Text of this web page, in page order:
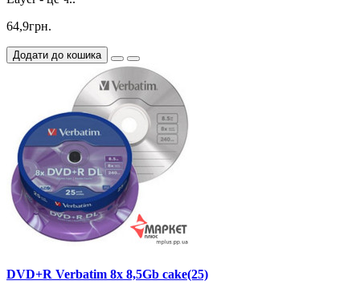
64,9грн.
Додати до кошика
DVD+R Verbatim 8x 8,5Gb cake(25)